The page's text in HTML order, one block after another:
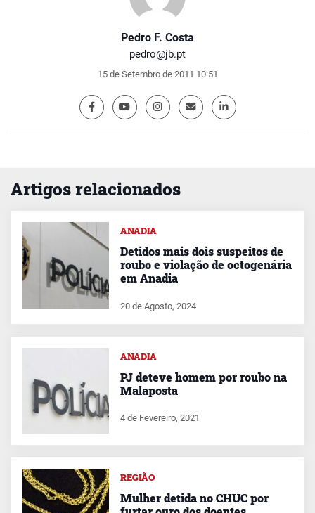
Pedro F. Costa
pedro@jb.pt
15 de Setembro de 2011 10:51
Artigos relacionados
ANADIA
Detidos mais dois suspeitos de
roubo e violação de octogenária
em Anadia
20 de Agosto, 2024
ANADIA
PJ deteve homem por roubo na
Malaposta
4 de Fevereiro, 2021
REGIÃO
Mulher detida no CHUC por